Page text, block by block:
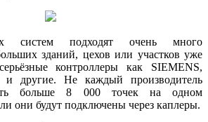
систем подходят очень много
зданий, цехов или участков уже
контроллеры как SIEMENS,
другие. Не каждый производитель
больше 8 000 точек на одном
они будут подключены через каплеры.